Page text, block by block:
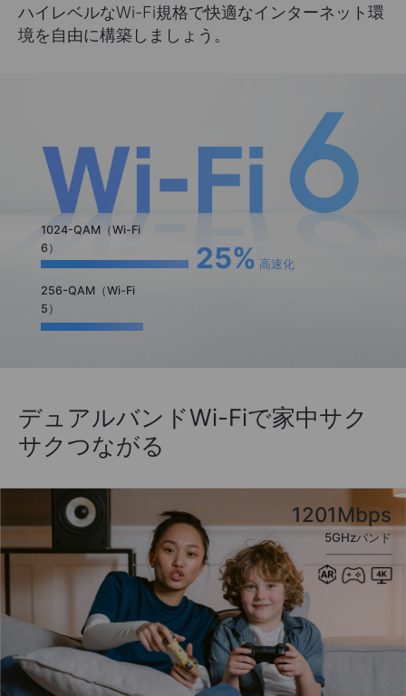
ハイレベルなWi-Fi規格で快適なインターネット環
境を自由に構築しましょう。
1024-QAM（Wi-Fi
6）
25% 高速化
256-QAM（Wi-Fi
5）
デュアルバンドWi-Fiで家中サク
サクつながる
1201Mbps
5GHzバンド